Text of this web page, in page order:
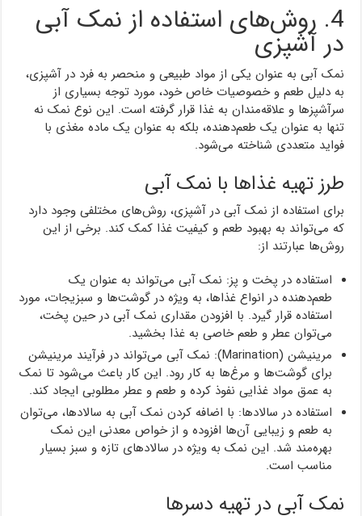
4. روش‌های استفاده از نمک آبی
در آشپزی
نمک آبی به عنوان یکی از مواد طبیعی و منحصر به فرد در آشپزی،
به دلیل طعم و خصوصیات خاص خود، مورد توجه بسیاری از
سرآشپزها و علاقه‌مندان به غذا قرار گرفته است. این نوع نمک نه
تنها به عنوان یک طعم‌دهنده، بلکه به عنوان یک ماده مغذی با
فواید متعددی شناخته می‌شود.
طرز تهیه غذاها با نمک آبی
برای استفاده از نمک آبی در آشپزی، روش‌های مختلفی وجود دارد
که می‌تواند به بهبود طعم و کیفیت غذا کمک کند. برخی از این
روش‌ها عبارتند از:
استفاده در پخت و پز: نمک آبی می‌تواند به عنوان یک
طعم‌دهنده در انواع غذاها، به ویژه در گوشت‌ها و سبزیجات، مورد
استفاده قرار گیرد. با افزودن مقداری نمک آبی در حین پخت،
می‌توان عطر و طعم خاصی به غذا بخشید.
مرینیشن (Marination): نمک آبی می‌تواند در فرآیند مرینیشن
برای گوشت‌ها و مرغ‌ها به کار رود. این کار باعث می‌شود تا نمک
به عمق مواد غذایی نفوذ کرده و طعم و عطر مطلوبی ایجاد کند.
استفاده در سالادها: با اضافه کردن نمک آبی به سالادها، می‌توان
به طعم و زیبایی آن‌ها افزوده و از خواص معدنی این نمک
بهره‌مند شد. این نمک به ویژه در سالادهای تازه و سبز بسیار
مناسب است.
نمک آبی در تهیه دسرها